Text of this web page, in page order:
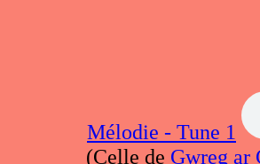
Mélodie - Tune 1
(Celle de Gwreg ar